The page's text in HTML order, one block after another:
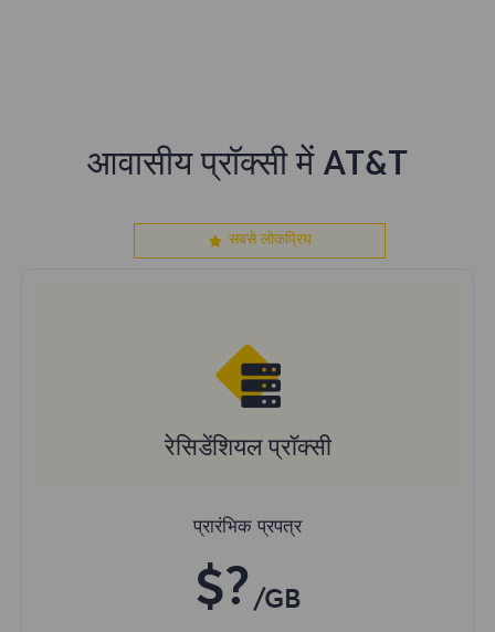
24/7 समर्थन
आवासीय प्रॉक्सी में AT&T
सबसे लोकप्रिय
रेसिडेंशियल प्रॉक्सी
प्रारंभिक प्रपत्र
$? /GB